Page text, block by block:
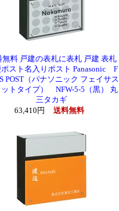
無料 戸建の表札に表札 戸建 表札
スト名入りポスト Panasonic F
POST（パナソニック フェイサス
ットタイプ） NFW-5-5（黒） 丸
三タカギ
63,410円
送料無料